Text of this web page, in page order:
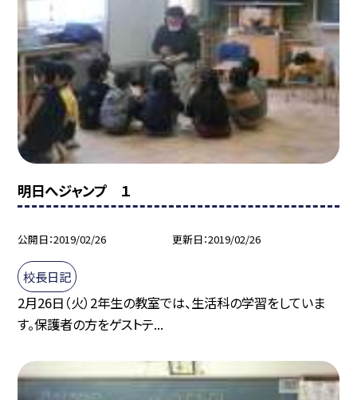
明日へジャンプ １
公開日 2019/02/26 更新日 2019/02/26
校長日記
2月26日（火）2年生の教室では、生活科の学習をしていま
す。保護者の方をゲストテ...